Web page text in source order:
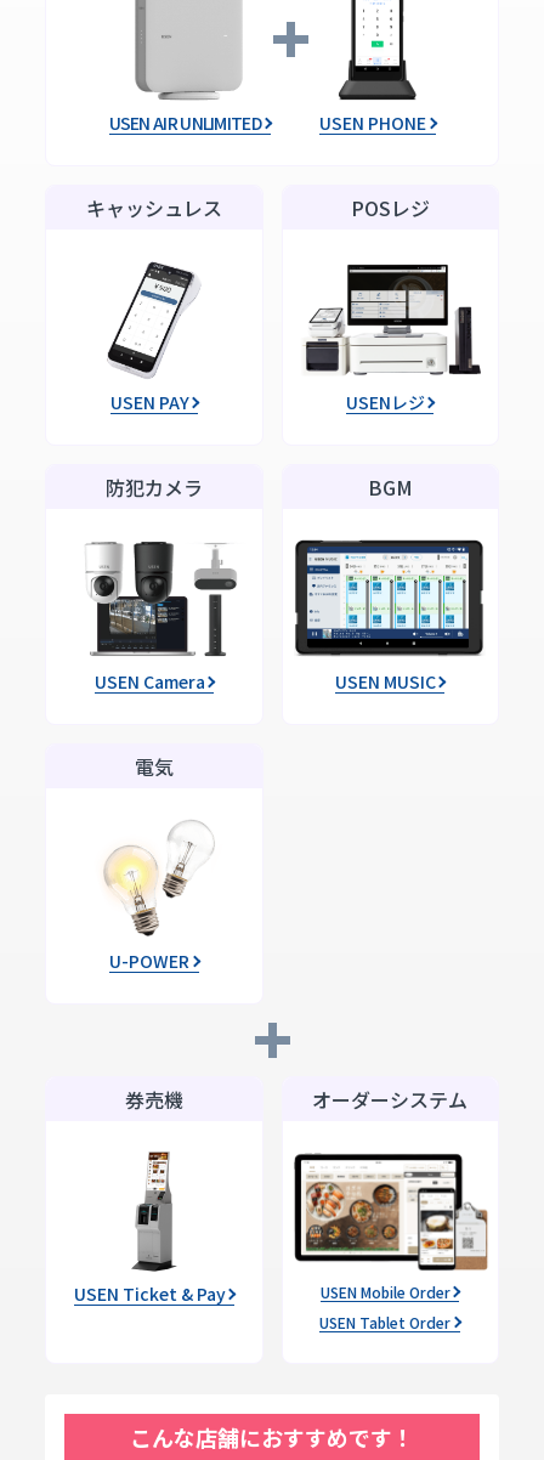
USEN AIR UNLIMITED USEN PHONE
キャッシュレス
USEN PAY
電気
U-POWER
POSレジ
USENレジ
防犯カメラ
USEN Camera
BGM
USEN MUSIC
券売機
USEN Ticket & Pay
オーダーシステム
USEN Mobile Order
USEN Tablet Order
こんな店舗におすすめです！